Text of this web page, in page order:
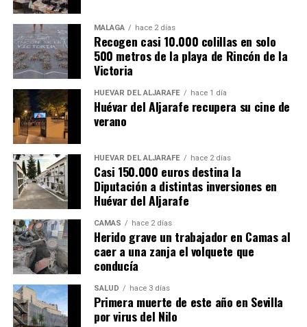
MÁLAGA hace 2 días
Recogen casi 10.000 colillas en solo
500 metros de la playa de Rincón de la
Victoria
HUÉVAR DEL ALJARAFE hace 1 día
Huévar del Aljarafe recupera su cine de
verano
HUÉVAR DEL ALJARAFE hace 2 días
Casi 150.000 euros destina la
Diputación a distintas inversiones en
Huévar del Aljarafe
CAMAS hace 2 días
Herido grave un trabajador en Camas al
caer a una zanja el volquete que
conducía
SALUD hace 3 días
Primera muerte de este año en Sevilla
por virus del Nilo